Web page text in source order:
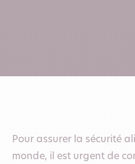
Pour assurer la sécurité
monde, il est urgent de